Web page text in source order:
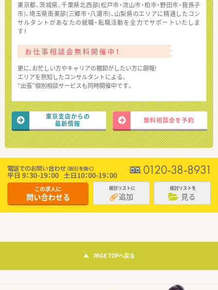
東京都、茨城県、千葉県北西部(松戸市・流山市・柏市・野田市・我孫子
市)、埼玉県南東部(三郷市・八潮市)、山梨県のエリアに精通したコン
サルタントがあなたの就職・転職活動を全力でサポートいたしま
す！
お仕事相談会無料開催中！
更に、お忙しい方やキャリアの棚卸がしたい方に朗報!
エリアを熟知したコンサルタントによる、
“出張”個別相談サービスも同時開催中です。
東京支店からの
最新情報
無料相談会を予約
この求人に
問い合わせる
検討リストに
追加
検討リストを
見る
PAGE TOPへ戻る